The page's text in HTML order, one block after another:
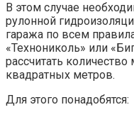
В этом случае
рулонной
гаража по всем
«Технониколь» или
рассчитать
квадратных метров.
Для этого понадобятся: